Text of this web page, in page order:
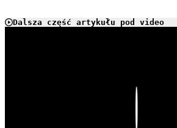
Dalsza część artykułu pod video